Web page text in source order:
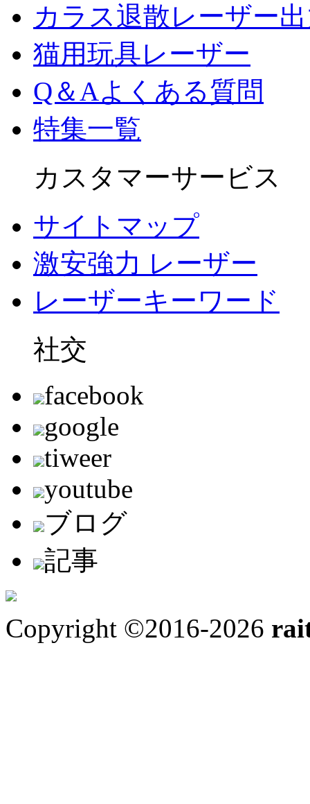
カラス退散レーザー
猫用玩具レーザー
Q＆Aよくある質問
特集一覧
カスタマーサービス
サイトマップ
激安強力 レーザー
レーザーキーワード
社交
facebook
google
tiweer
youtube
ブログ
記事
Copyright ©2016-2026